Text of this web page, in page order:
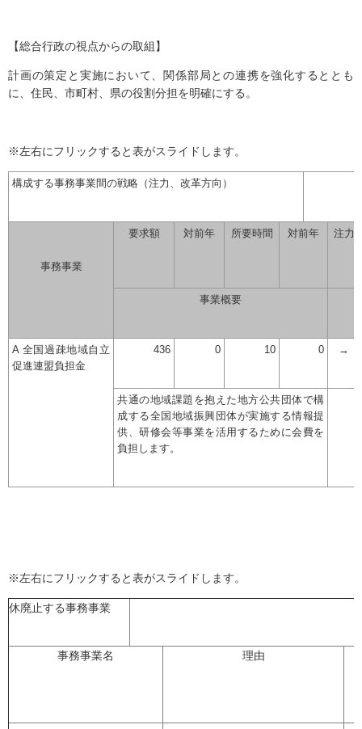
【総合行政の視点からの取組】
計画の策定と実施において、関係部局との連携を強化するととも
に、住民、市町村、県の役割分担を明確にする。
※左右にフリックすると表がスライドします。
構成する事務事業間の戦略（注力、改革方向）
事務事業
要求額 対前年 所要時間 対前年 注力
事業概要
A 全国過疎地域自立
促進連盟負担金
436 0 10 0 →
共通の地域課題を抱えた地方公共団体で構
成する全国地域振興団体が実施する情報提
供、研修会等事業を活用するために会費を
負担します。
※左右にフリックすると表がスライドします。
休廃止する事務事業
事務事業名 理由